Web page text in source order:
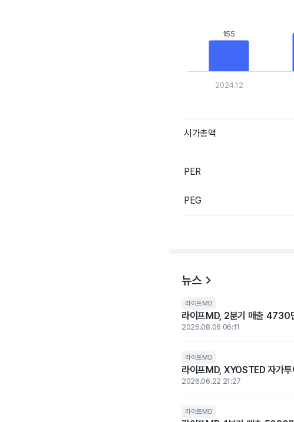
The chart has 1 Y axis
155
155
2024.12
시가총액
PER
PEG
뉴스
라이프MD
라이프MD, 2분기 매출 4730
2026.08.06 06:11
라이프MD
라이프MD, XYOSTED 자가투
2026.06.22 21:27
라이프MD